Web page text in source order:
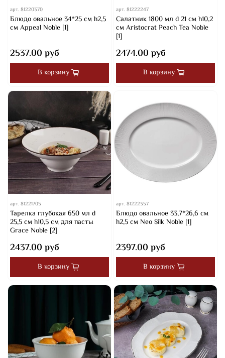
арт.81220370
Блюдо овальное 34*25 см h2,5
см Appeal Noble [1]
2537.00 руб
В корзину
арт.81222247
Салатник 1800 мл d 21 см h10,2
см Aristocrat Peach Tea Noble
[1]
2474.00 руб
В корзину
арт.81221705
Тарелка глубокая 650 мл d
25,5 см h10,5 см для пасты
Grace Noble [2]
2437.00 руб
В корзину
арт.81222357
Блюдо овальное 33,7*26,6 см
h2,5 см Neo Silk Noble [1]
2397.00 руб
В корзину